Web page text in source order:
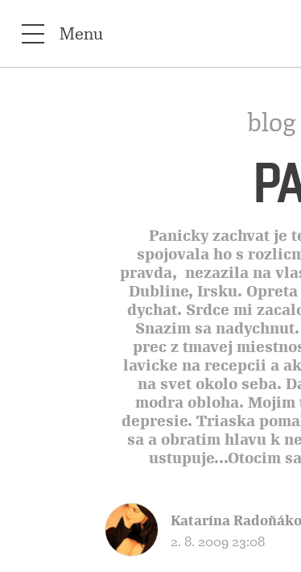
Menu
blog |
Panicky zachvat je
spojovala ho s
pravda, nezazila na
Dubline, Irsku. Opreta
dychat. Srdce mi
Snazim sa
prec z tmavej
lavicke na recepcii a
na svet okolo seba.
modra obloha.
depresie. Triaska
sa a obratim hlavu k
ustupuje...Otocim
Katarína
2. 8. 2009 23:08